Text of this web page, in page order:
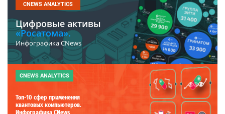
CNEWS ANALYTICS
Цифровые активы
«Росатома».
Инфографика CNews
CNEWS ANALYTICS
Топ-10 сфер применения
квантовых компьютеров.
Инфографика CNews